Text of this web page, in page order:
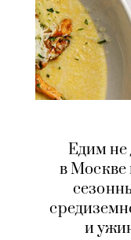
Едим не
в Москве
и